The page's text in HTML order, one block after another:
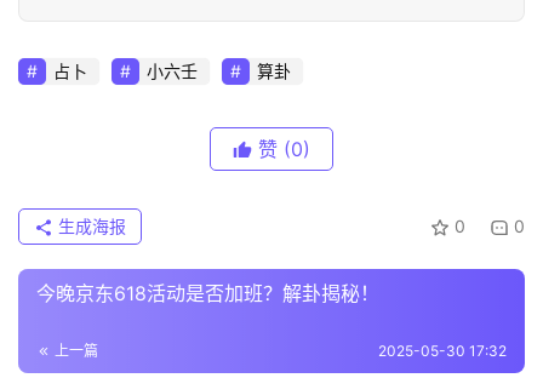
占卜 小六壬 算卦
赞 (0)
0 0
生成海报
今晚京东618活动是否加班？解卦揭秘！
上一篇 2025-05-30 17:32